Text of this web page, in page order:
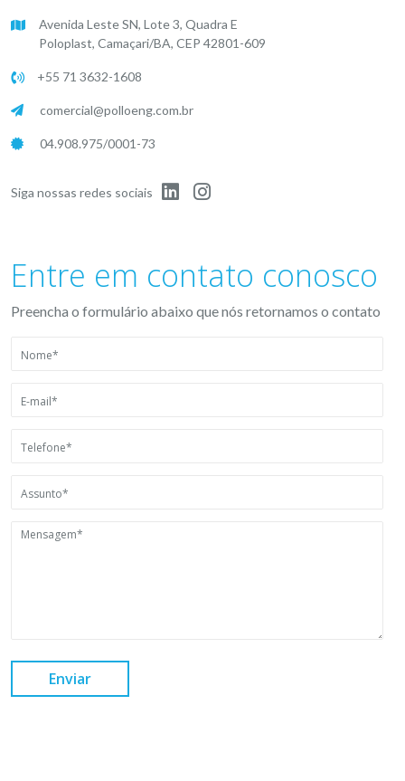
Avenida Leste SN, Lote 3, Quadra E
Poloplast, Camaçari/BA, CEP 42801-609
+55 71 3632-1608
comercial@polloeng.com.br
04.908.975/0001-73
Siga nossas redes sociais
Entre em contato conosco
Preencha o formulário abaixo que nós retornamos o contato
Enviar